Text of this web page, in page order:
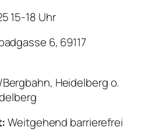
15-18 Uhr
6, 69117
Heidelberg o.
Weitgehend barrierefrei